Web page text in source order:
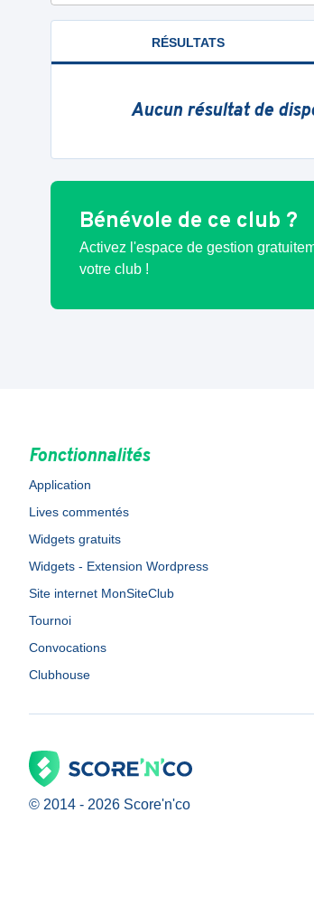
RÉSULTATS
Aucun résultat de
Bénévole de ce club ?
Activez l'espace de gestion
votre club !
Fonctionnalités
Application
Lives commentés
Widgets gratuits
Widgets - Extension Wordpress
Site internet MonSiteClub
Tournoi
Convocations
Clubhouse
© 2014 - 2026 Score'n'co